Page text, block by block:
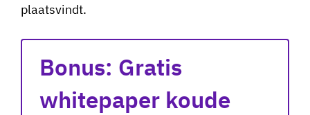
plaatsvindt.
Bonus: Gratis
whitepaper koude